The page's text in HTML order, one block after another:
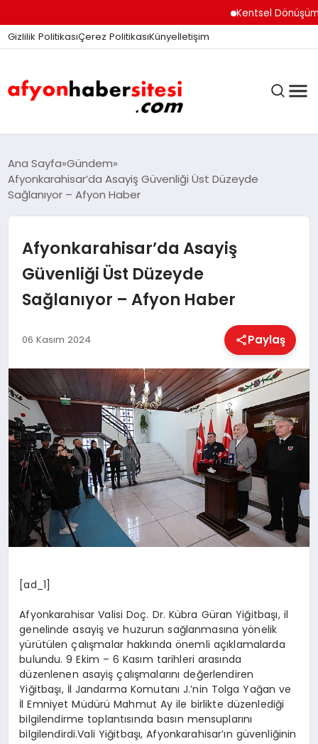
Kentsel Dönüşüm Ofisi
Gizlilik PolitikasıÇerez PolitikasıKünyeİletişim
ANASAYFA
GÜNDEM
DÜNYA
EKONOMI
HABERLER
MAGAZIN
SAĞLIK
SPOR
TEKNOLOJI
Ana Sayfa Gündem
Afyonkarahisar’da Asayiş Güvenliği Üst Düzeyde
Sağlanıyor – Afyon Haber
Afyonkarahisar’da Asayiş
Güvenliği Üst Düzeyde
Sağlanıyor – Afyon Haber
06 Kasım 2024 Paylaş
[ad_1]
Afyonkarahisar Valisi Doç. Dr. Kübra Güran Yiğitbaşı, il
genelinde asayiş ve huzurun sağlanmasına yönelik
yürütülen çalışmalar hakkında önemli açıklamalarda
bulundu. 9 Ekim – 6 Kasım tarihleri arasında
düzenlenen asayiş çalışmalarını değerlendiren
Yiğitbaşı, İl Jandarma Komutanı J.’nin Tolga Yağan ve
İl Emniyet Müdürü Mahmut Ay ile birlikte düzenlediği
bilgilendirme toplantısında basın mensuplarını
bilgilendirdi.Vali Yiğitbaşı, Afyonkarahisar’ın güvenliğinin